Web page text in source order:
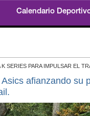
Calendario
SERIES PARA IMPULSAR EL
afianzando su